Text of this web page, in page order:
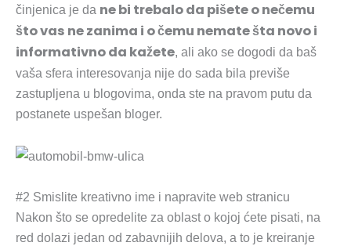
činjenica je da ne bi trebalo da pišete o nečemu
što vas ne zanima i o čemu nemate šta novo i
informativno da kažete, ali ako se dogodi da baš
vaša sfera interesovanja nije do sada bila previše
zastupljena u blogovima, onda ste na pravom putu da
postanete uspešan bloger.
#2 Smislite kreativno ime i napravite web stranicu
Nakon što se opredelite za oblast o kojoj ćete pisati, na
red dolazi jedan od zabavnijih delova, a to je kreiranje